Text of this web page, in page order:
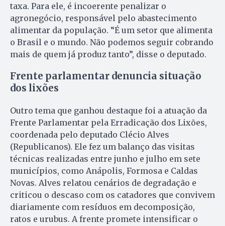
taxa. Para ele, é incoerente penalizar o
agronegócio, responsável pelo abastecimento
alimentar da população. “É um setor que alimenta
o Brasil e o mundo. Não podemos seguir cobrando
mais de quem já produz tanto”, disse o deputado.
Frente parlamentar denuncia situação
dos lixões
Outro tema que ganhou destaque foi a atuação da
Frente Parlamentar pela Erradicação dos Lixões,
coordenada pelo deputado Clécio Alves
(Republicanos). Ele fez um balanço das visitas
técnicas realizadas entre junho e julho em sete
municípios, como Anápolis, Formosa e Caldas
Novas. Alves relatou cenários de degradação e
criticou o descaso com os catadores que convivem
diariamente com resíduos em decomposição,
ratos e urubus. A frente promete intensificar o